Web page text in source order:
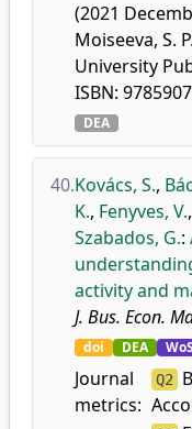
(2021
Moiseeva, S.
University
ISBN:
DEA
40.Kovács, S.,
K., Fenyves, V.,
Szabados, G.:
activity and
J. Bus. Econ.
doi DEA WoS
Journal
metrics:
Q2